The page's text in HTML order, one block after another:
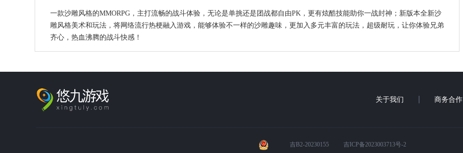
一款沙雕风格的MMORPG，主打流畅的战斗体验，无论是单挑还是团战都自由PK，更有炫酷技能助你一战封神；新版本全新沙
雕风格美术和玩法，将网络流行热梗融入游戏，能够体验不一样的沙雕趣味，更加入多元丰富的玩法，超级耐玩，让你体验兄弟
齐心，热血沸腾的战斗快感！
关于我们 商务合作
吉B2-20230155 吉ICP备2023003713号-2